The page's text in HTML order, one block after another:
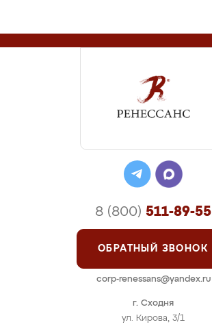
г. Сходня
ул. Кирова, 3/1
8 (800) 511-89-55
ОБРАТНЫЙ ЗВОНОК
corp-renessans@yandex.ru